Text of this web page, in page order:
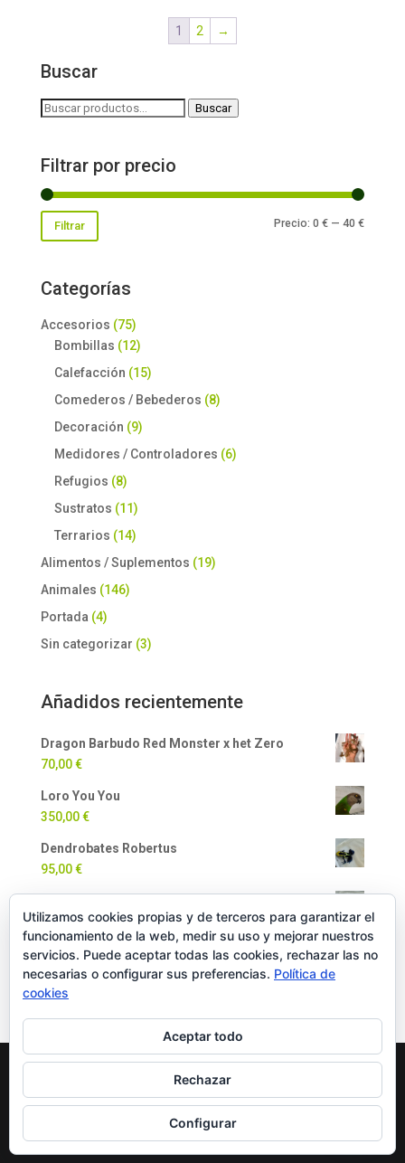
1 2 →
Buscar
Buscar
Buscar
Filtrar por precio
Precio
Precio
Filtrar Precio:0 € —40 €
Categorías
Accesorios (75)
Bombillas (12)
Calefacción (15)
Comederos / Bebederos (8)
Decoración (9)
Medidores / Controladores (6)
Refugios (8)
Sustratos (11)
Terrarios (14)
Alimentos / Suplementos (19)
Animales (146)
Portada (4)
Sin categorizar (3)
Añadidos recientemente
Dragon Barbudo Red Monster x het Zero
70,00€
Loro You You
350,00€
Dendrobates Robertus
95,00€
90,00€
Milpiés Gigante
35,00€
Copyright Oficial © 2022 EXOTICPANIMALS |Política
Política de Privacidad
Compra y Devoluciones
Utilizamos cookies propias y de terceros para garantizar el
funcionamiento de la web, medir su uso y mejorar nuestros
servicios. Puede aceptar todas las cookies, rechazar las no
necesarias o configurar sus preferencias. Política de
cookies
Aceptar todo
Rechazar
Configurar